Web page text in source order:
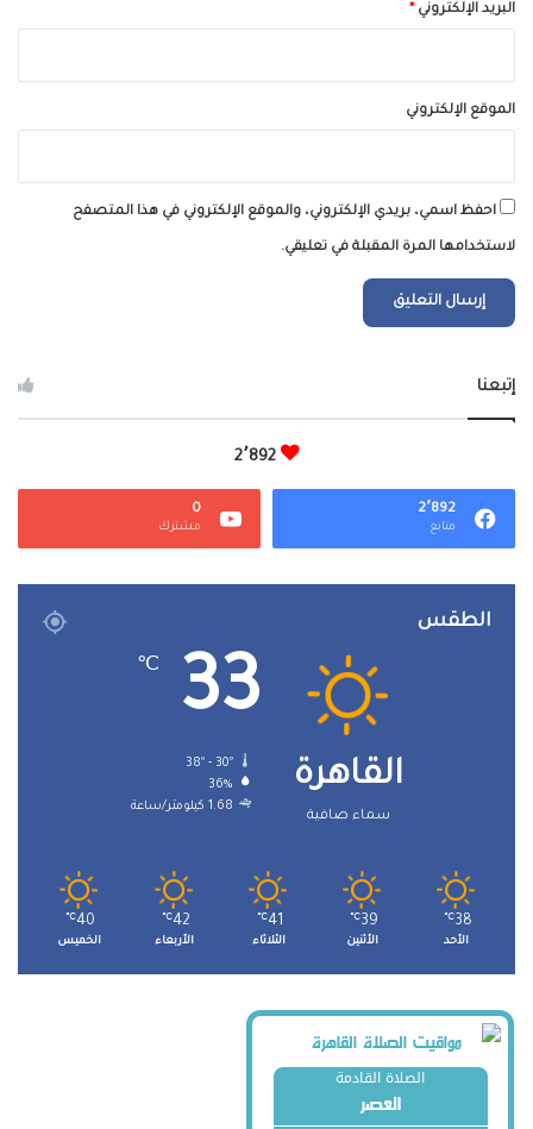
البريد الإلكتروني*
الموقع الإلكتروني
احفظ اسمي، بريدي الإلكتروني، والموقع الإلكتروني في هذا المتصفح
لاستخدامها المرة المقبلة في تعليقي.
إتبعنا
2٬892
2٬892
متابع
0
مشترك
الطقس
القاهرة
سماء صافية
33
℃
38º - 30º
36%
1.68 كيلومتر/ساعة
38
℃
الأحد
39
℃
الأثنين
41
℃
الثلاثاء
42
℃
الأربعاء
40
℃
الخميس